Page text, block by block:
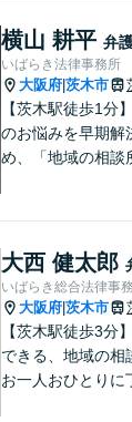
ど、お困りごとは
相談くださいませ
横山 耕平 弁
いばらき法律事務所
大阪府 茨木市
【茨木駅徒歩1分
のお悩みを早期解
め、「地域の相談
大西 健太郎
いばらき総合法律事
大阪府 茨木市
【茨木駅徒歩3分
できる、地域の相
お一人おひとりに